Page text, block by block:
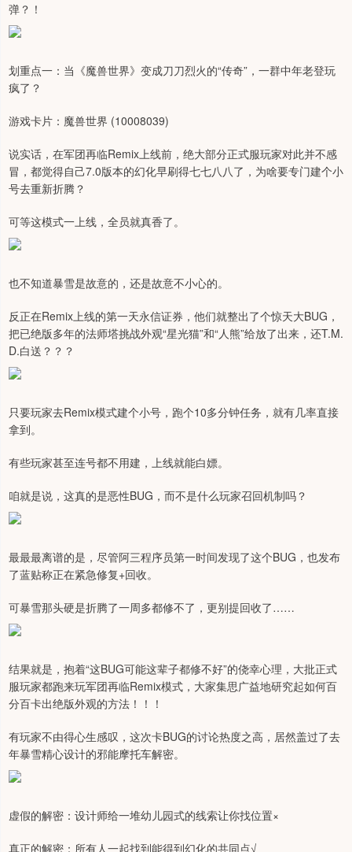
弹？！
划重点一：当《魔兽世界》变成刀刀烈火的“传奇”，一群中年老登玩
疯了？
游戏卡片：魔兽世界 (10008039)
说实话，在军团再临Remix上线前，绝大部分正式服玩家对此并不感
冒，都觉得自己7.0版本的幻化早刷得七七八八了，为啥要专门建个小
号去重新折腾？
可等这模式一上线，全员就真香了。
也不知道暴雪是故意的，还是故意不小心的。
反正在Remix上线的第一天永信证券，他们就整出了个惊天大BUG，
把已绝版多年的法师塔挑战外观“星光猫”和“人熊”给放了出来，还T.M.
D.白送？？？
只要玩家去Remix模式建个小号，跑个10多分钟任务，就有几率直接
拿到。
有些玩家甚至连号都不用建，上线就能白嫖。
咱就是说，这真的是恶性BUG，而不是什么玩家召回机制吗？
最最最离谱的是，尽管阿三程序员第一时间发现了这个BUG，也发布
了蓝贴称正在紧急修复+回收。
可暴雪那头硬是折腾了一周多都修不了，更别提回收了……
结果就是，抱着“这BUG可能这辈子都修不好”的侥幸心理，大批正式
服玩家都跑来玩军团再临Remix模式，大家集思广益地研究起如何百
分百卡出绝版外观的方法！！！
有玩家不由得心生感叹，这次卡BUG的讨论热度之高，居然盖过了去
年暴雪精心设计的邪能摩托车解密。
虚假的解密：设计师给一堆幼儿园式的线索让你找位置×
真正的解密：所有人一起找到能得到幻化的共同点√